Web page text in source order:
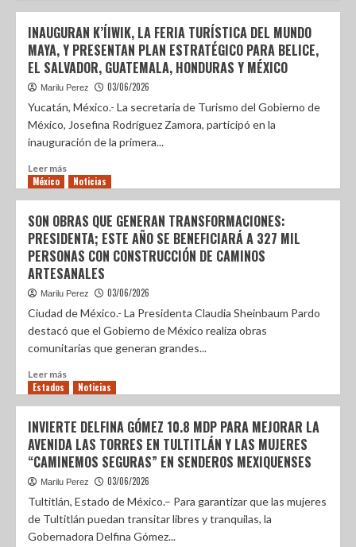
INAUGURAN K’ÍIWIK, LA FERIA TURÍSTICA DEL MUNDO
MAYA, Y PRESENTAN PLAN ESTRATÉGICO PARA BELICE,
EL SALVADOR, GUATEMALA, HONDURAS Y MÉXICO
Marilu Perez 03/06/2026
Yucatán, México.- La secretaria de Turismo del Gobierno de
México, Josefina Rodríguez Zamora, participó en la
inauguración de la primera...
Leer más
México Noticias
SON OBRAS QUE GENERAN TRANSFORMACIONES:
PRESIDENTA; ESTE AÑO SE BENEFICIARÁ A 327 MIL
PERSONAS CON CONSTRUCCIÓN DE CAMINOS
ARTESANALES
Marilu Perez 03/06/2026
Ciudad de México.- La Presidenta Claudia Sheinbaum Pardo
destacó que el Gobierno de México realiza obras
comunitarias que generan grandes...
Leer más
Estados Noticias
INVIERTE DELFINA GÓMEZ 10.8 MDP PARA MEJORAR LA
AVENIDA LAS TORRES EN TULTITLÁN Y LAS MUJERES
“CAMINEMOS SEGURAS” EN SENDEROS MEXIQUENSES
Marilu Perez 03/06/2026
Tultitlán, Estado de México.– Para garantizar que las mujeres
de Tultitlán puedan transitar libres y tranquilas, la
Gobernadora Delfina Gómez...